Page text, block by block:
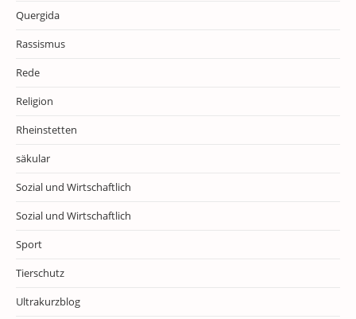
Quergida
Rassismus
Rede
Religion
Rheinstetten
säkular
Sozial und Wirtschaftlich
Sozial und Wirtschaftlich
Sport
Tierschutz
Ultrakurzblog